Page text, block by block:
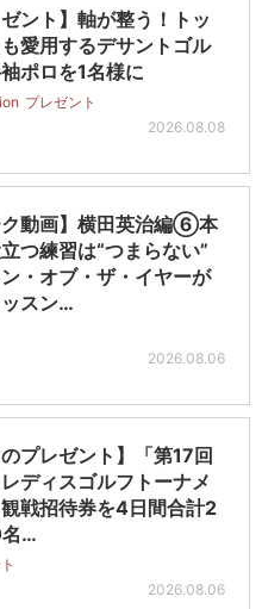
ゼント】軸が整う！トッ
愛用するデサントゴル
ポロを1名様に
プレゼント
2026.08.08
ク動画】横田英治編⑥本
つ練習は“つまらない”
・オブ・ザ・イヤーが
スン…
2026.08.06
のプレゼント】「第17回
ディスゴルフトーナメ
戦招待券を4日間合計2
…
2026.08.06